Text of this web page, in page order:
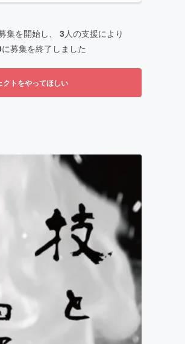
集を開始し、 3人の支援により
に募集を終了しました
クトをやってほしい